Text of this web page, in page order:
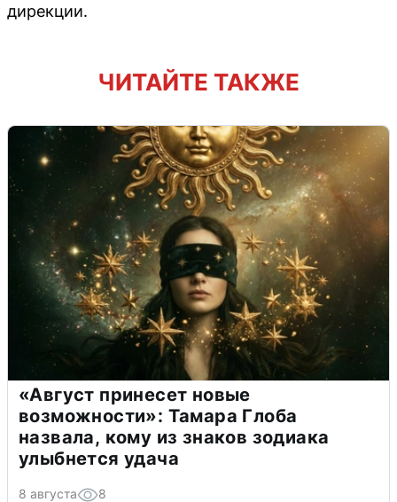
дирекции.
ЧИТАЙТЕ ТАКЖЕ
«Август принесет новые
возможности»: Тамара Глоба
назвала, кому из знаков зодиака
улыбнется удача
8 августа 8